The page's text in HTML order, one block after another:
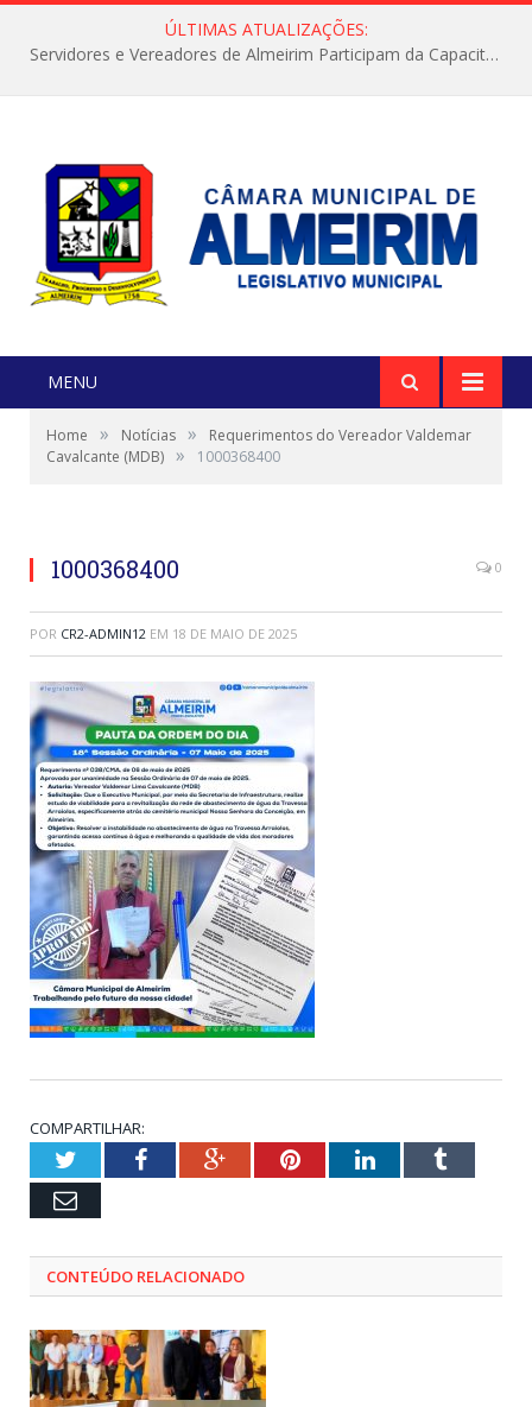
ÚLTIMAS ATUALIZAÇÕES:
Servidores e Vereadores de Almeirim Participam da Capacitação “Orientar é a Nossa Missão”
MENU
Home » Notícias »
Requerimentos do Vereador Valdemar
Cavalcante (MDB) » 1000368400
1000368400 0
POR CR2-ADMIN12 EM 18 DE MAIO DE 2025
COMPARTILHAR:
TwitterFacebookGoogle+PinterestLinkedInTumblr
Email
CONTEÚDO RELACIONADO